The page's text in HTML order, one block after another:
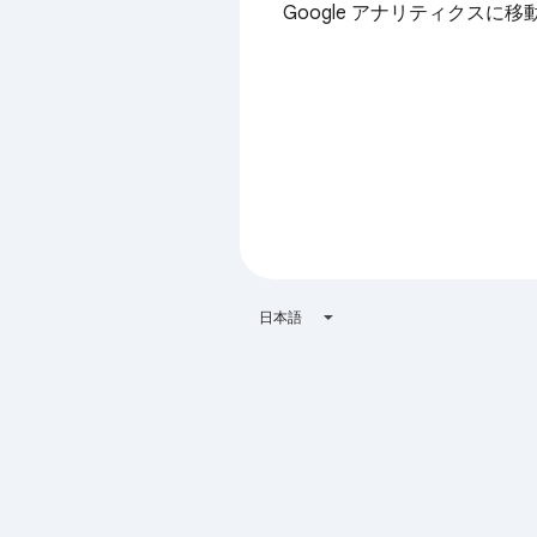
Google アナリティクスに移
日本語